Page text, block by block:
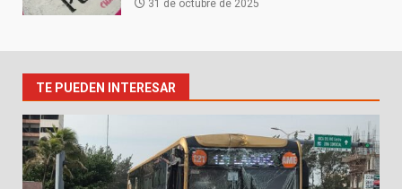
31 de octubre de 2025
TE PUEDEN INTERESAR